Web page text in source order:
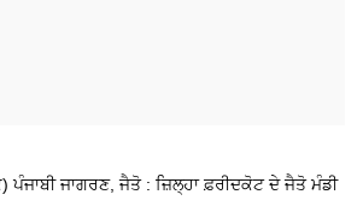
ਪੰਜਾਬੀ ਜਾਗਰਣ, ਜੈਤੋ : ਜ਼ਿਲ੍ਹਾ ਫ਼ਰੀਦਕੋਟ ਦੇ ਜੈਤੋ ਮੰਡੀ